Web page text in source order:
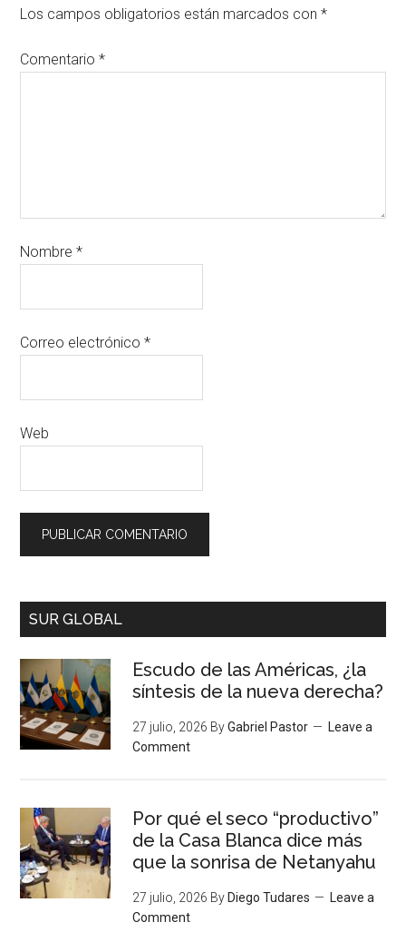
Los campos obligatorios están marcados con*
Comentario*
Nombre*
Correo electrónico*
Web
SUR GLOBAL
Escudo de las Américas, ¿la
síntesis de la nueva derecha?
27 julio, 2026 ByGabriel Pastor
Leave a
Comment
Por qué el seco “productivo”
de la Casa Blanca dice más
que la sonrisa de Netanyahu
27 julio, 2026 By Diego Tudares
Leave a
Comment